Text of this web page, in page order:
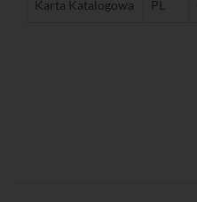
Karta Katalogowa PL